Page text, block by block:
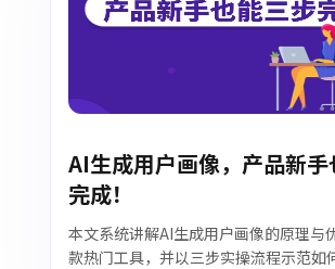
AI生成用户画像，产品新手
完成！
本文系统讲解AI生成用户画像的原理与
款热门工具，并以三步实操流程示范如